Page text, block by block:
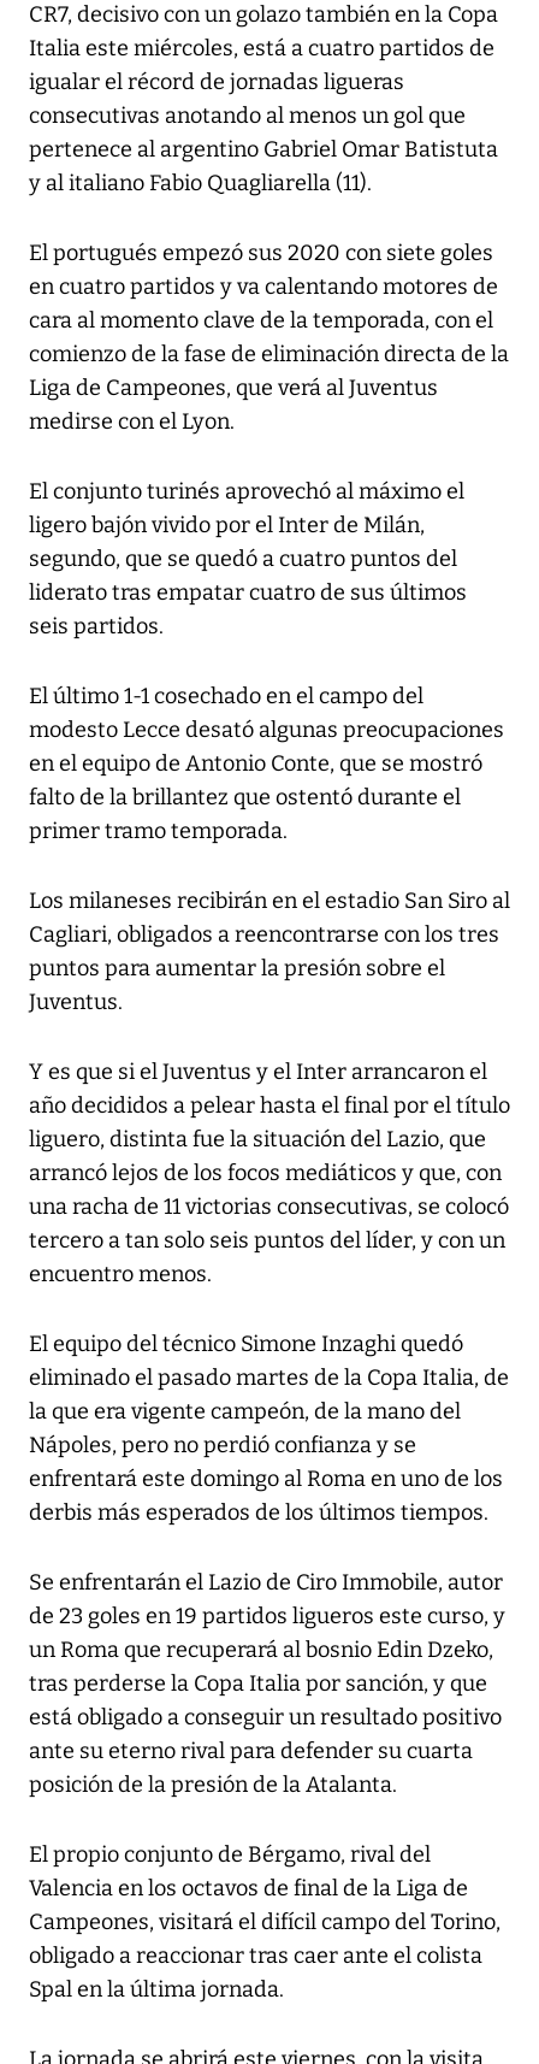
CR7, decisivo con un golazo también en la Copa
Italia este miércoles, está a cuatro partidos de
igualar el récord de jornadas ligueras
consecutivas anotando al menos un gol que
pertenece al argentino Gabriel Omar Batistuta
y al italiano Fabio Quagliarella (11).
El portugués empezó sus 2020 con siete goles
en cuatro partidos y va calentando motores de
cara al momento clave de la temporada, con el
comienzo de la fase de eliminación directa de la
Liga de Campeones, que verá al Juventus
medirse con el Lyon.
El conjunto turinés aprovechó al máximo el
ligero bajón vivido por el Inter de Milán,
segundo, que se quedó a cuatro puntos del
liderato tras empatar cuatro de sus últimos
seis partidos.
El último 1-1 cosechado en el campo del
modesto Lecce desató algunas preocupaciones
en el equipo de Antonio Conte, que se mostró
falto de la brillantez que ostentó durante el
primer tramo temporada.
Los milaneses recibirán en el estadio San Siro al
Cagliari, obligados a reencontrarse con los tres
puntos para aumentar la presión sobre el
Juventus.
Y es que si el Juventus y el Inter arrancaron el
año decididos a pelear hasta el final por el título
liguero, distinta fue la situación del Lazio, que
arrancó lejos de los focos mediáticos y que, con
una racha de 11 victorias consecutivas, se colocó
tercero a tan solo seis puntos del líder, y con un
encuentro menos.
El equipo del técnico Simone Inzaghi quedó
eliminado el pasado martes de la Copa Italia, de
la que era vigente campeón, de la mano del
Nápoles, pero no perdió confianza y se
enfrentará este domingo al Roma en uno de los
derbis más esperados de los últimos tiempos.
Se enfrentarán el Lazio de Ciro Immobile, autor
de 23 goles en 19 partidos ligueros este curso, y
un Roma que recuperará al bosnio Edin Dzeko,
tras perderse la Copa Italia por sanción, y que
está obligado a conseguir un resultado positivo
ante su eterno rival para defender su cuarta
posición de la presión de la Atalanta.
El propio conjunto de Bérgamo, rival del
Valencia en los octavos de final de la Liga de
Campeones, visitará el difícil campo del Torino,
obligado a reaccionar tras caer ante el colista
Spal en la última jornada.